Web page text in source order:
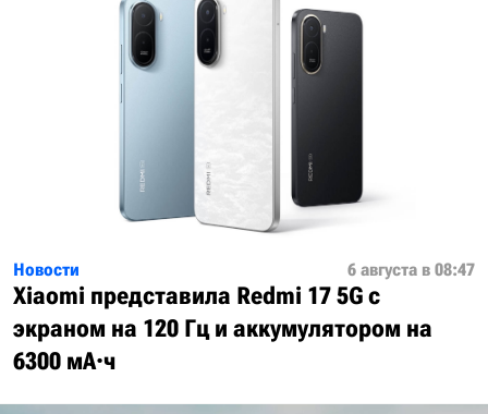
Новости 6 августа в 08:47
Xiaomi представила Redmi 17 5G с
экраном на 120 Гц и аккумулятором на
6300 мА·ч